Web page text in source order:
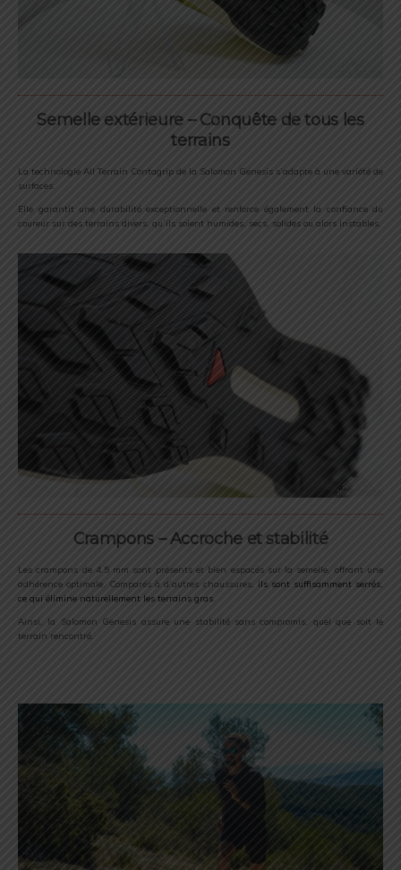
Semelle extérieure – Conquête de tous les
terrains
La technologie All Terrain Contagrip de la Salomon Genesis s’adapte à une variété de
surfaces.
Elle garantit une durabilité exceptionnelle et renforce également la confiance du
coureur sur des terrains divers, qu’ils soient humides, secs, solides ou alors instables.
Crampons – Accroche et stabilité
Les crampons de 4.5 mm sont présents et bien espacés sur la semelle, offrant une
adhérence optimale. Comparés à d’autres chaussures, ils sont suffisamment serrés,
ce qui élimine naturellement les terrains gras.
Ainsi, la Salomon Genesis assure une stabilité sans compromis, quel que soit le
terrain rencontré.